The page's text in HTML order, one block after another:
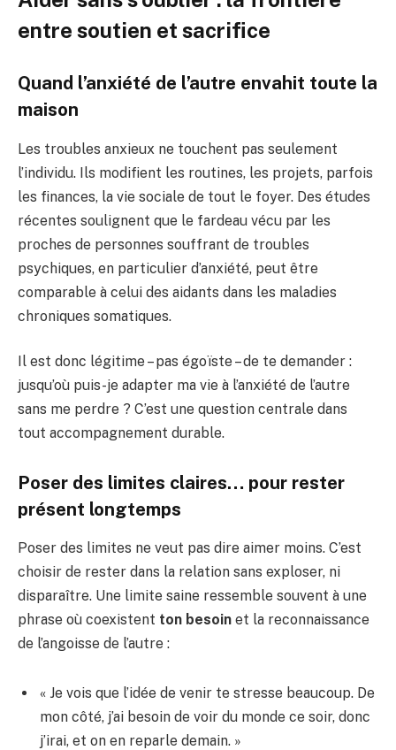
entre soutien et sacrifice
Quand l’anxiété de l’autre envahit toute la
maison
Les troubles anxieux ne touchent pas seulement
l’individu. Ils modifient les routines, les projets, parfois
les finances, la vie sociale de tout le foyer. Des études
récentes soulignent que le fardeau vécu par les
proches de personnes souffrant de troubles
psychiques, en particulier d’anxiété, peut être
comparable à celui des aidants dans les maladies
chroniques somatiques.
Il est donc légitime – pas égoïste – de te demander :
jusqu’où puis-je adapter ma vie à l’anxiété de l’autre
sans me perdre ? C’est une question centrale dans
tout accompagnement durable.
Poser des limites claires… pour rester
présent longtemps
Poser des limites ne veut pas dire aimer moins. C’est
choisir de rester dans la relation sans exploser, ni
disparaître. Une limite saine ressemble souvent à une
phrase où coexistent ton besoin et la reconnaissance
de l’angoisse de l’autre :
« Je vois que l’idée de venir te stresse beaucoup. De
mon côté, j’ai besoin de voir du monde ce soir, donc
j’irai, et on en reparle demain. »